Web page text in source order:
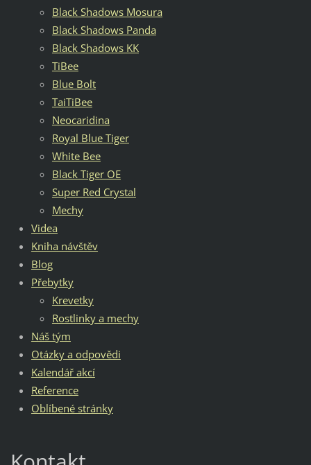
Black Shadows Mosura
Black Shadows Panda
Black Shadows KK
TiBee
Blue Bolt
TaiTiBee
Neocaridina
Royal Blue Tiger
White Bee
Black Tiger OE
Super Red Crystal
Mechy
Videa
Kniha návštěv
Blog
Přebytky
Krevetky
Rostlinky a mechy
Náš tým
Otázky a odpovědi
Kalendář akcí
Reference
Oblíbené stránky